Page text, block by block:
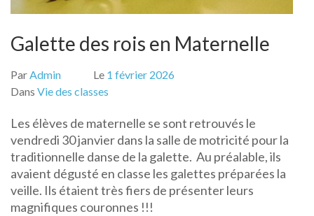
Galette des rois en Maternelle
ParAdmin Le 1 février 2026
Dans Vie des classes
Les élèves de maternelle se sont retrouvés le
vendredi 30 janvier dans la salle de motricité pour la
traditionnelle danse de la galette. Au préalable, ils
avaient dégusté en classe les galettes préparées la
veille. Ils étaient très fiers de présenter leurs
magnifiques couronnes !!!